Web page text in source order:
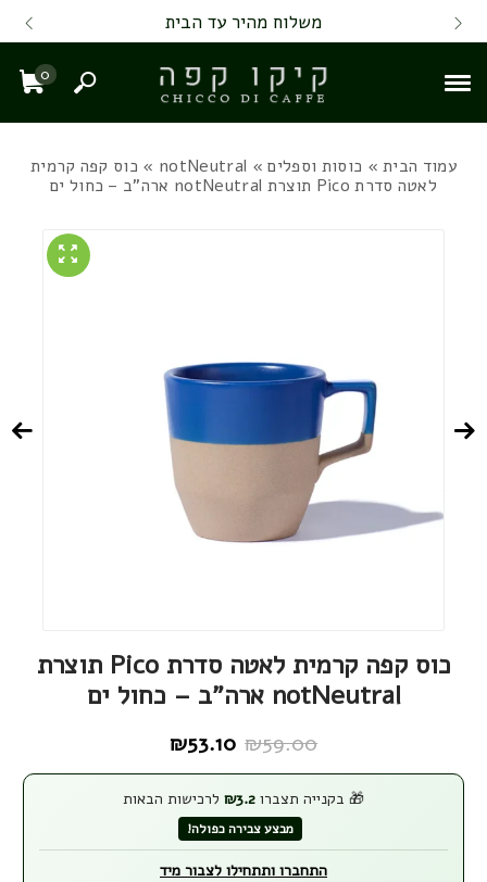
Skip to Content
Contact Us משלוח מהיר עד הבית
0
חיפוש
עמוד הבית» כוסות וספלים»
notNeutral » כוס קפה קרמית
לאטה סדרת Pico תוצרת notNeutral ארה"ב – כחול ים
כוס קפה קרמית לאטה סדרת Pico תוצרת
notNeutral ארה"ב – כחול ים
₪59.00
המחיר
היה:
₪59.00.
₪53.10
המחיר
הוא:
₪53.10.
🎁 בקנייה תצברו ₪3.2 לרכישות הבאות
מבצע צבירה כפולה!
התחברו ותתחילו לצבור מיד
Back top top